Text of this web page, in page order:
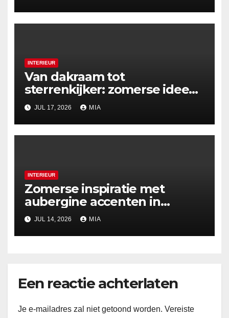
INTERIEUR
Van dakraam tot
sterrenkijker: zomerse ideeën
voor nachtelijke uitzichten
JUL 17, 2026 MIA
INTERIEUR
Zomerse inspiratie met
aubergine accenten in
tafeldecoratie
JUL 14, 2026 MIA
Een reactie achterlaten
Je e-mailadres zal niet getoond worden. Vereiste